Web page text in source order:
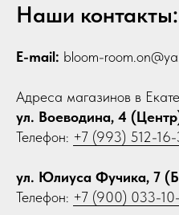
Наши контакты:
E-mail: bloom-
Адреса магазинов в
ул. Воеводина, 4
Телефон: +7 (993) 512-
ул. Юлиуса Фучика, 7
Телефон: +7 (900) 033-